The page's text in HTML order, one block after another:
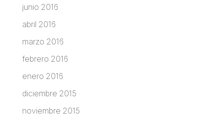
junio 2016
abril 2016
marzo 2016
febrero 2016
enero 2016
diciembre 2015
noviembre 2015